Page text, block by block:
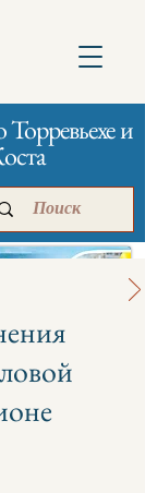
и
Реклама